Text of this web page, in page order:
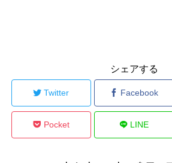
シェアする
Twitter Facebook
Pocket LINE